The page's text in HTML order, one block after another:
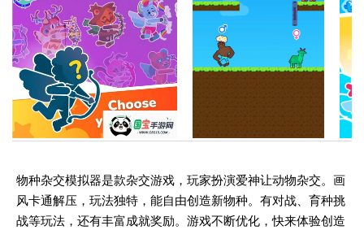
物种杂交模拟器是款杂交游戏，玩家扮演爱神让动物杂交。画
风卡通解压，玩法独特，能自由创造新物种。有对战、育种挑
战等玩法，还有丰富成就奖励。游戏不断优化，快来体验创造